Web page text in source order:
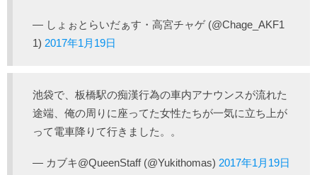
— しょぉとらいだぁす・高宮チャゲ (@Chage_AKF1
1) 2017年1月19日
池袋で、板橋駅の痴漢行為の車内アナウンスが流れた
途端、俺の周りに座ってた女性たちが一気に立ち上が
って電車降りて行きました。。
— カブキ@QueenStaff (@Yukithomas) 2017年1月19日